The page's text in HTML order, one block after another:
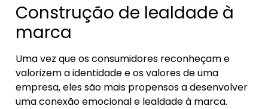
Construção de lealdade à
marca
Uma vez que os consumidores reconheçam e
valorizem a identidade e os valores de uma
empresa, eles são mais propensos a desenvolver
uma conexão emocional e lealdade à marca.